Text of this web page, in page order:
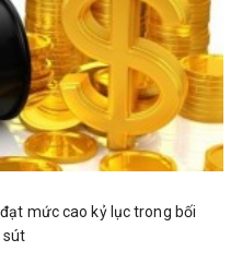
mức cao kỷ lục trong bối
sút